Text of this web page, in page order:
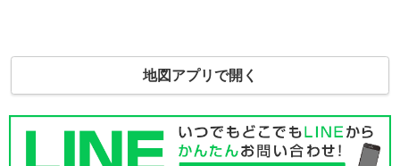
地図アプリで開く